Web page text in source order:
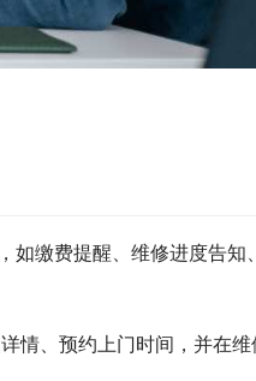
如缴费提醒、维修进度告知
情、预约上门时间，并在维